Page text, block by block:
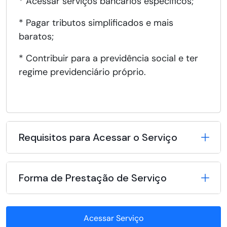
* Pagar tributos simplificados e mais
baratos;
* Contribuir para a previdência social e ter
regime previdenciário próprio.
Requisitos para Acessar o Serviço
Forma de Prestação de Serviço
Acessar Serviço